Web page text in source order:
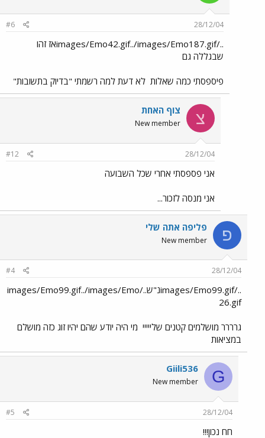
28/12/04
#6
../images/Emo42.gif../images/Emo187.gifאז זהו
שבגללה גם
פיספסתי כמה שאלות לא דעת למה רשמתי "בדיוק בתשובות"
צ צוף האחת
New member
28/12/04
#12
אני פספסתי אחרי שכל השבועה
אני מנסה לזכור...
פ פליפה אתה שלי
New member
28/12/04
#4
../images/Emo99.gifנ"ש../images/Emo99.gif../images/Emo
26.gif
גרררר מושלמים קטנים שלייייי מי היה יודע שהם יהיו זוג כזה מושלם
במציאות
G
Giili536
New member
28/12/04
#5
חח נכון!!!